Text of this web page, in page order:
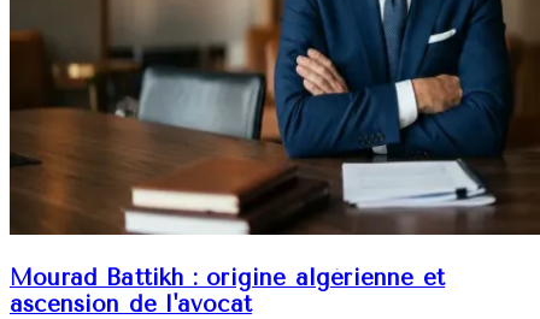
Mourad Battikh : origine algérienne et
ascension de l'avocat